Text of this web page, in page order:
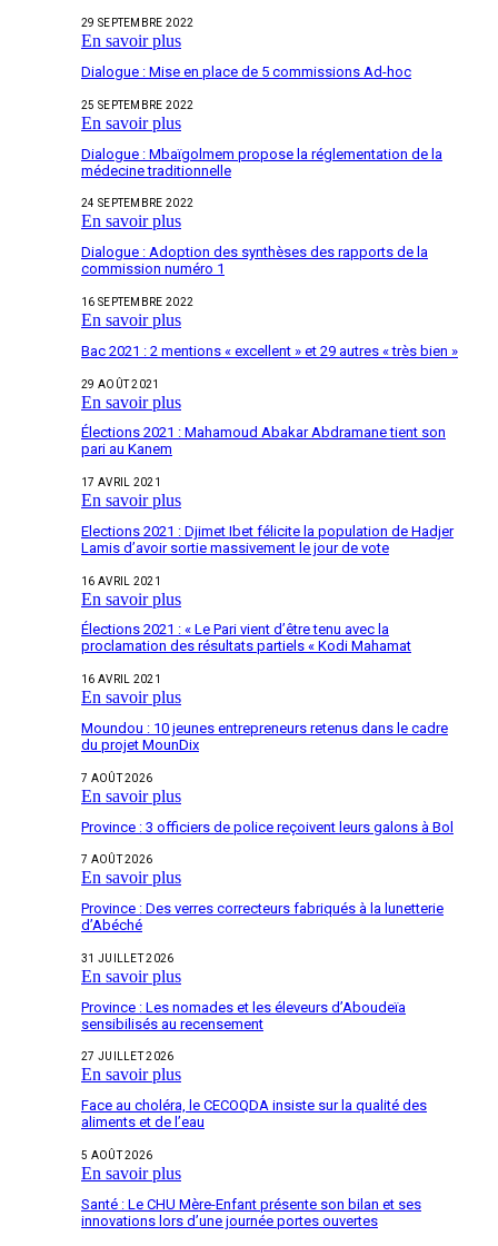
29 SEPTEMBRE 2022
En savoir plus
Dialogue : Mise en place de 5 commissions Ad-hoc
25 SEPTEMBRE 2022
En savoir plus
Dialogue : Mbaïgolmem propose la réglementation de la
médecine traditionnelle
24 SEPTEMBRE 2022
En savoir plus
Dialogue : Adoption des synthèses des rapports de la
commission numéro 1
16 SEPTEMBRE 2022
En savoir plus
Bac 2021 : 2 mentions « excellent » et 29 autres « très bien »
29 AOÛT 2021
En savoir plus
Élections 2021 : Mahamoud Abakar Abdramane tient son
pari au Kanem
17 AVRIL 2021
En savoir plus
Elections 2021 : Djimet Ibet félicite la population de Hadjer
Lamis d’avoir sortie massivement le jour de vote
16 AVRIL 2021
En savoir plus
Élections 2021 : « Le Pari vient d’être tenu avec la
proclamation des résultats partiels « Kodi Mahamat
16 AVRIL 2021
En savoir plus
Moundou : 10 jeunes entrepreneurs retenus dans le cadre
du projet MounDix
7 AOÛT 2026
En savoir plus
Province : 3 officiers de police reçoivent leurs galons à Bol
7 AOÛT 2026
En savoir plus
Province : Des verres correcteurs fabriqués à la lunetterie
d’Abéché
31 JUILLET 2026
En savoir plus
Province : Les nomades et les éleveurs d’Aboudeïa
sensibilisés au recensement
27 JUILLET 2026
En savoir plus
Face au choléra, le CECOQDA insiste sur la qualité des
aliments et de l’eau
5 AOÛT 2026
En savoir plus
Santé : Le CHU Mère-Enfant présente son bilan et ses
innovations lors d’une journée portes ouvertes